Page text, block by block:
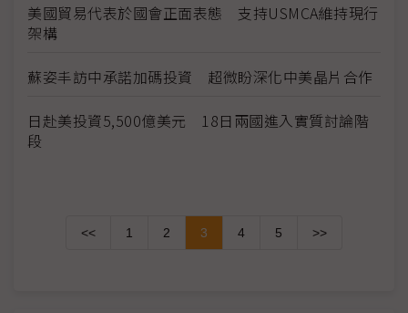
美國貿易代表於國會正面表態 支持USMCA維持現行
架構
蘇姿丰訪中承諾加碼投資 超微盼深化中美晶片合作
日赴美投資5,500億美元 18日兩國進入實質討論階
段
<< 1 2 3 4 5 >>